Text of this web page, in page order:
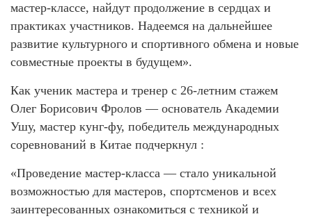
мастер‑классе, найдут продолжение в сердцах и
практиках участников. Надеемся на дальнейшее
развитие культурного и спортивного обмена и новые
совместные проекты в будущем».
Как ученик мастера и тренер с 26-летним стажем
Олег Борисович Фролов — основатель Академии
Ушу, мастер кунг-фу, победитель международных
соревнований в Китае подчеркнул :
«Проведение мастер-класса — стало уникальной
возможностью для мастеров, спортсменов и всех
заинтересованных ознакомиться с техникой и